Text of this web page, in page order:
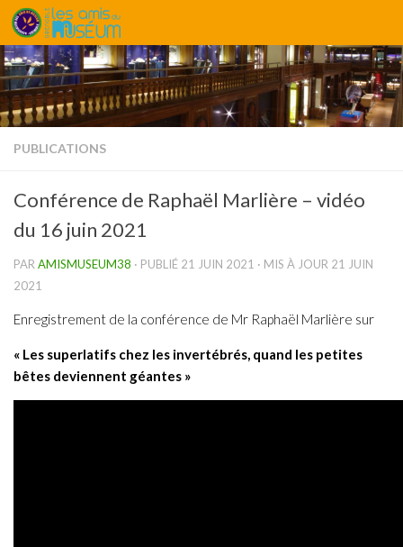
Skip to content
PUBLICATIONS
Conférence de Raphaël Marlière – vidéo
du 16 juin 2021
PAR AMISMUSEUM38 · PUBLIÉ 21 JUIN 2021 · MIS À JOUR 21 JUIN
2021
Enregistrement de la conférence de Mr Raphaël Marlière sur
« Les superlatifs chez les invertébrés, quand les petites
bêtes deviennent géantes »